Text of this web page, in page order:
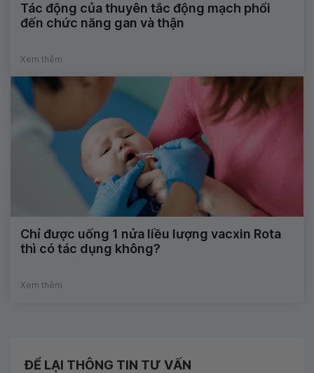
Tác động của thuyên tắc động mạch phổi
đến chức năng gan và thận
Xem thêm
Chỉ được uống 1 nửa liều lượng vacxin Rota
thì có tác dụng không?
Xem thêm
ĐỂ LẠI THÔNG TIN TƯ VẤN